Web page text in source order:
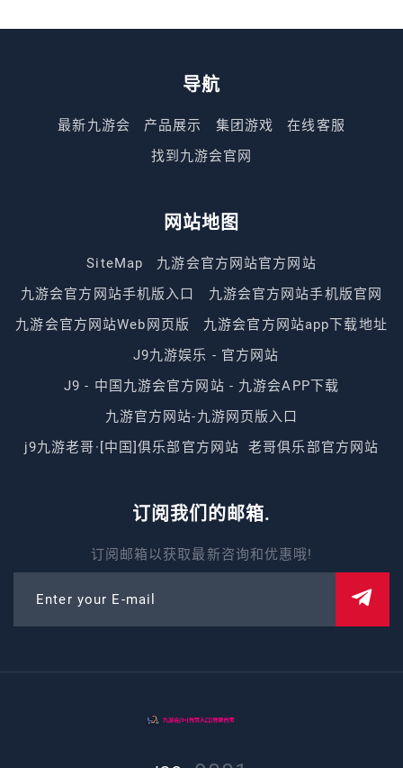
导航
最新九游会 产品展示 集团游戏
在线客服
找到九游会官网
网站地图
SiteMap
九游会官方网站官方网站
九游会官方网站手机版入口
九游会官方网站手机版官网
九游会官方网站Web网页版
九游会官方网站app下载地址
J9九游娱乐 - 官方网站
J9 - 中国九游会官方网站 - 九游会APP下载
九游官方网站-九游网页版入口
j9九游老哥·[中国]俱乐部官方网站
老哥俱乐部官方网站
订阅我们的邮箱.
订阅邮箱以获取最新咨询和优惠哦!
Enter your E-mail